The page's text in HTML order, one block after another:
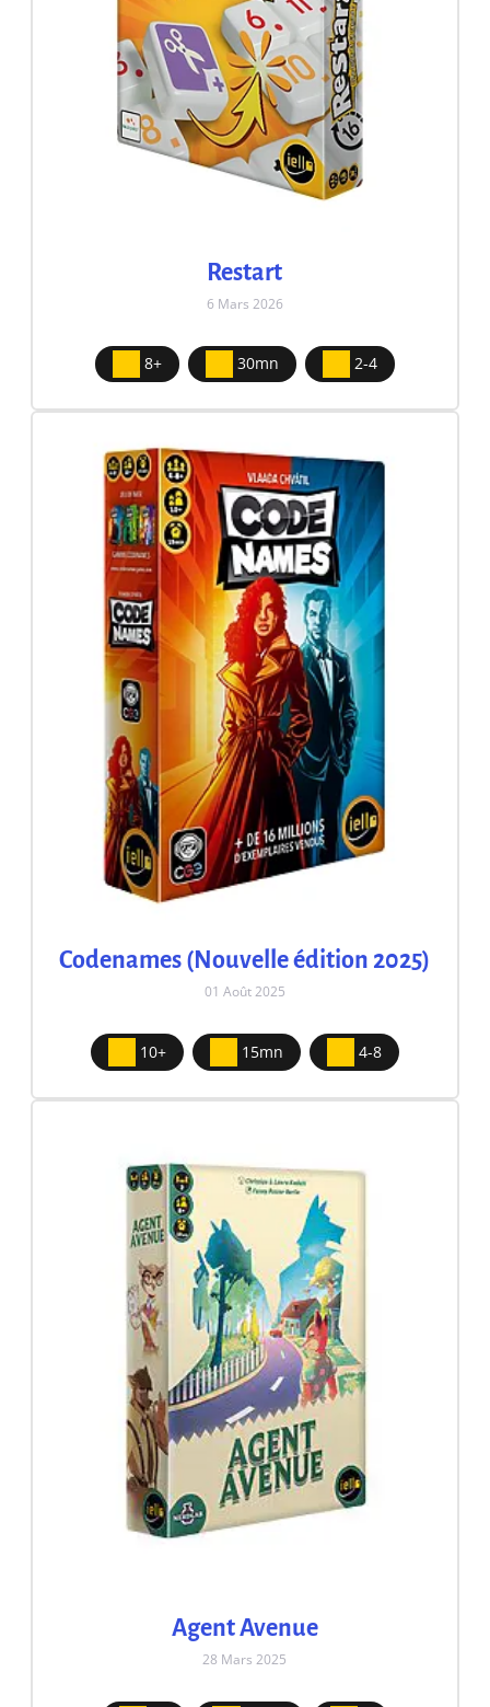
Restart
6 Mars 2026
8+ 30mn 2-4
Codenames (Nouvelle édition 2025)
01 Août 2025
10+ 15mn 4-8
Agent Avenue
28 Mars 2025